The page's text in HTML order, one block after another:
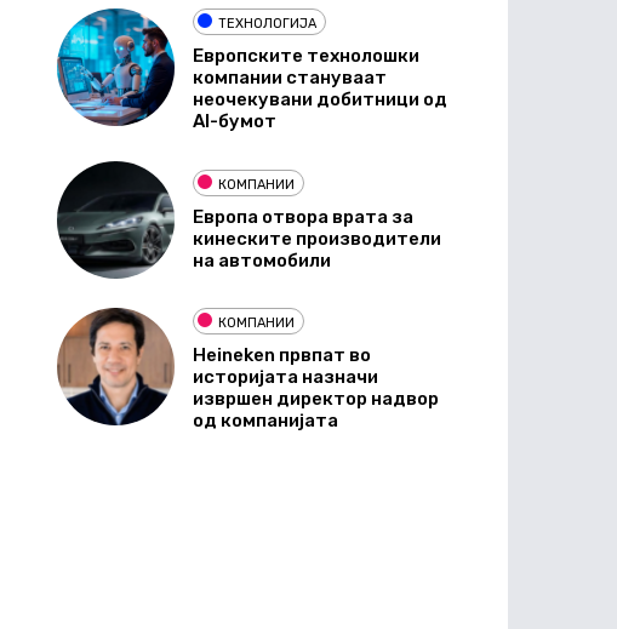
ТЕХНОЛОГИЈА
Европските технолошки
компании стануваат
неочекувани добитници од
AI-бумот
КОМПАНИИ
Европа отвора врата за
кинеските производители
на автомобили
КОМПАНИИ
Heineken првпат во
историјата назначи
извршен директор надвор
од компанијата